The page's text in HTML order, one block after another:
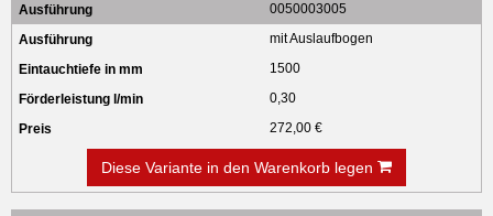
0050003005
mit Auslaufbogen
1500
0,30
272,00 €
Diese Variante in den Warenkorb legen